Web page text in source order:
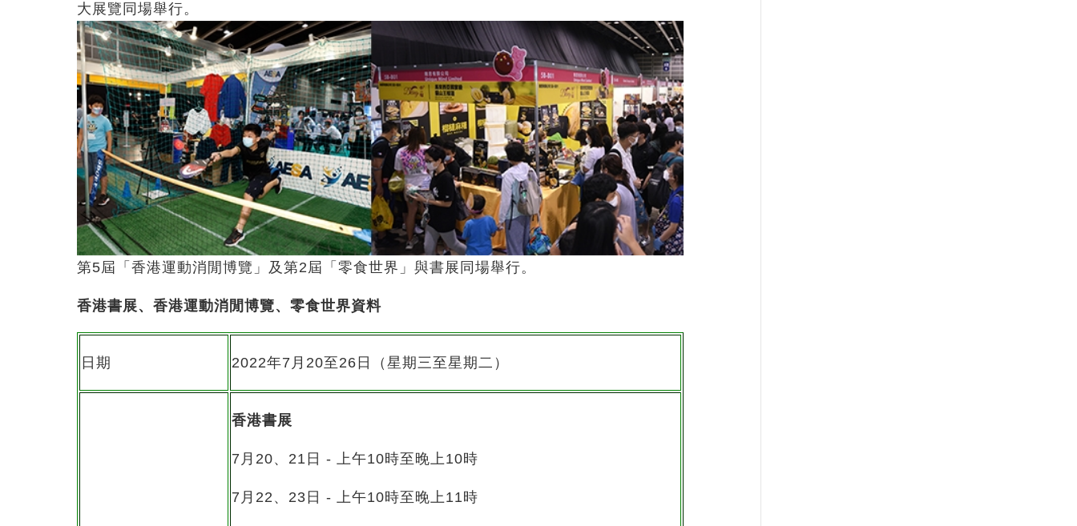
大展覽同場舉行。
第5屆「香港運動消閒博覽」及第2屆「零食世界」與書展同場舉行。
香港書展、香港運動消閒博覽、零食世界資料
日期 2022年7月20至26日（星期三至星期二）
香港書展
7月20、21日 - 上午10時至晚上10時
7月22、23日 - 上午10時至晚上11時